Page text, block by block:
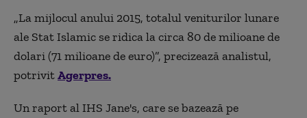
„La mijlocul anului 2015, totalul veniturilor lunare
ale Stat Islamic se ridica la circa 80 de milioane de
dolari (71 milioane de euro)”, precizează analistul,
potrivitAgerpres.
Un raport al IHS Jane's, care se bazează pe